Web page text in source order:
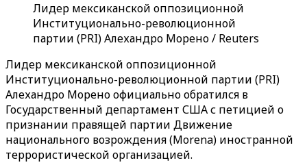
Лидер мексиканской оппозиционной
Институционально-революционной
партии (PRI) Алехандро Морено / Reuters
Лидер мексиканской оппозиционной
Институционально-революционной партии (PRI)
Алехандро Морено официально обратился в
Государственный департамент США с петицией о
признании правящей партии Движение
национального возрождения (Morena) иностранной
террористической организацией.